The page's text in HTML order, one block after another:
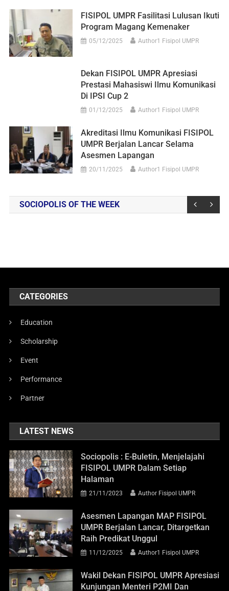
FISIPOL UMPR Fasilitasi Lulusan Ikuti
Program Magang Kemenaker
05/12/2025 Author1 Fisipol UMPR
Dekan FISIPOL UMPR Apresiasi
Prestasi Mahasiswi Ilmu Komunikasi
Di IPSI Cup 2
01/12/2025 Author1 Fisipol UMPR
Akreditasi Ilmu Komunikasi FISIPOL
UMPR Berjalan Lancar Selama
Asesmen Lapangan
20/11/2025 Author1 Fisipol UMPR
SOCIOPOLIS OF THE WEEK
Education
Asesmen Lapangan MAP FISIPOL
UMPR Berjalan Lancar, Ditargetkan
Raih Predikat Unggul
11/12/2025 Author1 Fisipol UMPR
CATEGORIES
Education
Scholarship
Event
Performance
Partner
LATEST NEWS
Sociopolis : E-Buletin, Menjelajahi
FISIPOL UMPR Dalam Setiap
Halaman
21/11/2023 Author Fisipol UMPR
Asesmen Lapangan MAP FISIPOL
UMPR Berjalan Lancar, Ditargetkan
Raih Predikat Unggul
11/12/2025 Author1 Fisipol UMPR
Wakil Dekan FISIPOL UMPR Apresiasi
Kunjungan Menteri P2MI Dan